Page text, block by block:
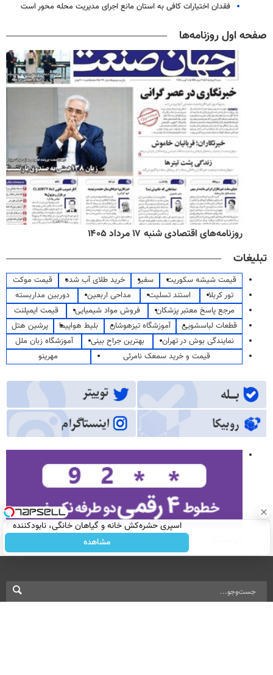
فقدان اختیارات کافی به استان مانع اجرای مدیریت محله محور است
صفحه اول روزنامه‌ها
روزنامه‌های اقتصادی شنبه ۱۷ مرداد ۱۴۰۵
تبلیغات
قیمت شیشه سکوریت سفیر خرید طلای آب شده
قیمت موکت
تور کربلا
استند تسلیت مداحی اربعین
دوربین مداربسته
مرجع پاسخ معتبر پزشکان
فروش مواد شیمیایی
قیمت ایمپلنت
قطعات لباسشویی
آموزشگاه تیزهوشان بلیط هواپیما
پرشین هتل
نمایندگی بوش در تهران
بهترین جراح بینی
آموزشگاه زبان ملل
قیمت و خرید سمعک نامرئی
مهرینو
اسپری حشره‌کش خانه و گیاهان خانگی، نابودکننده
انواع حشرات خانگی و آفات
مشاهده